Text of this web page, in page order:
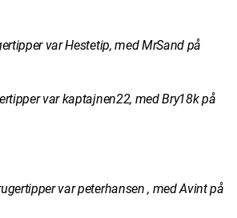
var Hestetip, med MrSand på
var kaptajnen22, med Bry18k på
var peterhansen , med Avint på